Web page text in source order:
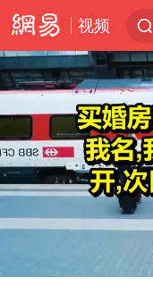
视频
Play